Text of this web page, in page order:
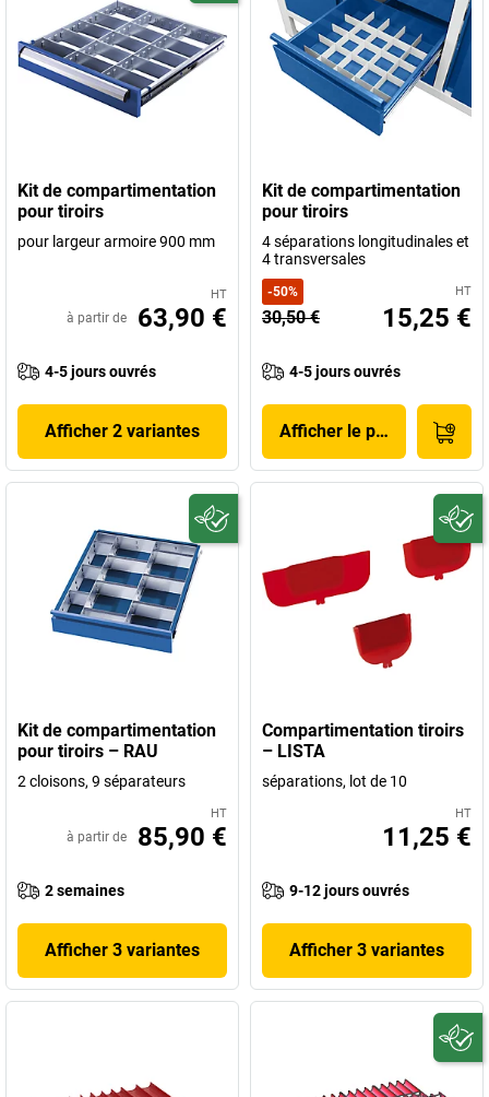
Kit de compartimentation
pour tiroirs
pour largeur armoire 900 mm
HT
à partir de 63,90 €
4-5 jours ouvrés
Afficher 2 variantes
Kit de compartimentation
pour tiroirs
4 séparations longitudinales et
4 transversales
-50% HT
30,50 € 15,25 €
4-5 jours ouvrés
Afficher le produit
Kit de compartimentation
pour tiroirs – RAU
2 cloisons, 9 séparateurs
HT
à partir de 85,90 €
2 semaines
Afficher 3 variantes
Compartimentation tiroirs
– LISTA
séparations, lot de 10
HT
11,25 €
9-12 jours ouvrés
Afficher 3 variantes